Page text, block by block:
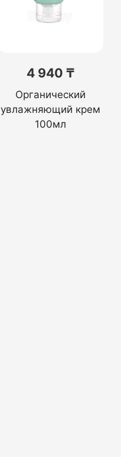
4 940 ₸
Органический
увлажняющий крем
100мл